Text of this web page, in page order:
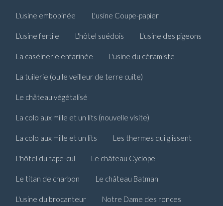
L'usine embobinée L'usine Coupe-papier
L'usine fertile L'hôtel suédois L'usine des pigeons
La caséinerie enfarinée L'usine du céramiste
La tuilerie (ou le veilleur de terre cuite)
Le château végétalisé
La colo aux mille et un lits (nouvelle visite)
La colo aux mille et un lits Les thermes qui glissent
L'hôtel du tape-cul Le château Cyclope
Le titan de charbon Le château Batman
L'usine du brocanteur Notre Dame des ronces